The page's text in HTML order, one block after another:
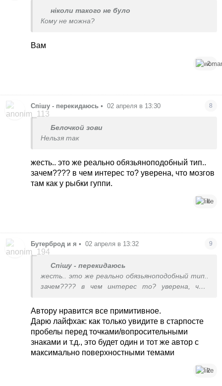
ніколи такого не було
Кому не можна?
Вам
2
Спішу - перекидаюсь • 02 апреля в 13:30 8
Белочкой зови
Нельзя так
жесть.. это же реально обязьяноподобный тип..
зачем???? в чем интерес то? уверена, что мозгов
там как у рыбки гуппи.
6
Бутерброд и я • 02 апреля в 13:32 9
Спішу - перекидаюсь
жесть.. это же реально обязьяноподобный тип..
зачем???? в чем интерес то? уверена, что
Автору нравится все примитивное.
Дарю лайфхак: как только увидите в старпосте
пробелы перед точками/вопросительными
знаками и т.д., это будет один и тот же автор с
максимально поверхностными темами
2